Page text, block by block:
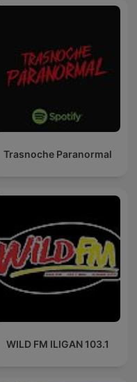
Trasnoche Paranormal
WILD FM ILIGAN 103.1